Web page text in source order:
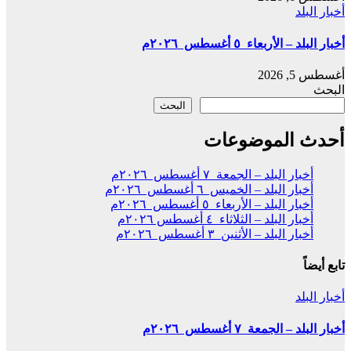
أخبار البلد
أخبار البلد – الأربعاء ٥ أغسطس ٢٠٢٦م
أغسطس 5, 2026
البحث
البحث
أحدث الموضوعات
أخبار البلد – الجمعة ٧ أغسطس ٢٠٢٦م
أخبار البلد – الخميس ٦ أغسطس ٢٠٢٦م
أخبار البلد – الأربعاء ٥ أغسطس ٢٠٢٦م
أخبار البلد – الثلاثاء ٤ أغسطس ٢٠٢٦م
أخبار البلد – الأثنين ٣ أغسطس ٢٠٢٦م
تابع أيضاً
أخبار البلد
أخبار البلد – الجمعة ٧ أغسطس ٢٠٢٦م